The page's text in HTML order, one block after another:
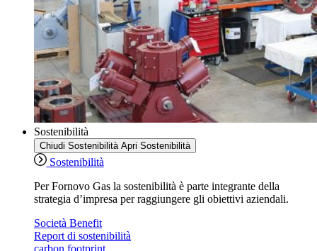
Sostenibilità
Chiudi Sostenibilità Apri Sostenibilità
Sostenibilità
Per Fornovo Gas la sostenibilità è parte integrante della
strategia d’impresa per raggiungere gli obiettivi aziendali.
Società Benefit
Report di sostenibilità
carbon footprint